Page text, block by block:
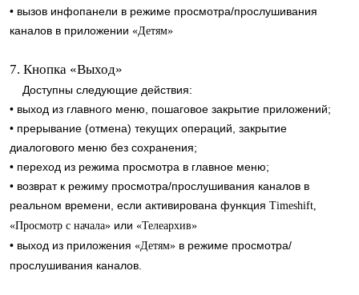
• вызов инфопанели в режиме просмотра/прослушивания
каналов в приложении «Детям»
7. Кнопка «Выход»
Доступны следующие действия:
• выход из главного меню, пошаговое закрытие приложений;
• прерывание (отмена) текущих операций, закрытие
диалогового меню без сохранения;
• переход из режима просмотра в главное меню;
• возврат к режиму просмотра/прослушивания каналов в
реальном времени, если активирована функция Timeshift,
«Просмотр с начала» или «Телеархив»
• выход из приложения «Детям» в режиме просмотра/
прослушивания каналов.